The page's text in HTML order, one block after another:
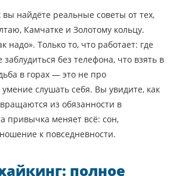
найдёте реальные советы от тех,
Камчатке и Золотому кольцу.
надо». Только то, что работает: где
без телефона, что взять в
в горах — это не про
слушать себя. Вы увидите, как
из обязанности в
привычка меняет всё: сон,
к повседневности.
полное